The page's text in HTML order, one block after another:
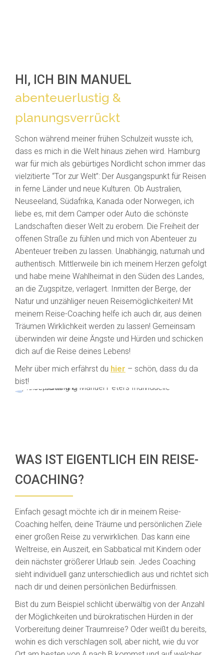
HI, ICH BIN MANUEL
abenteuerlustig &
planungsverrückt
Schon während meiner frühen Schulzeit wusste ich,
dass es mich in die Welt hinaus ziehen wird. Hamburg
war für mich als gebürtiges Nordlicht schon immer das
vielzitierte “Tor zur Welt”: Der Ausgangspunkt für Reisen
in ferne Länder und neue Kulturen. Ob Australien,
Neuseeland, Südafrika, Kanada oder Norwegen, ich
liebe es, mit dem Camper oder Auto die schönste
Landschaften dieser Welt zu erobern. Die Freiheit der
offenen Straße zu fühlen und mich von Abenteuer zu
Abenteuer treiben zu lassen. Unabhängig, naturnah und
authentisch. Mittlerweile bin ich meinem Herzen gefolgt
und habe meine Wahlheimat in den Süden des Landes,
an die Zugspitze, verlagert. Inmitten der Berge, der
Natur und unzähliger neuen Reisemöglichkeiten! Mit
meinem Reise-Coaching helfe ich auch dir, aus deinen
Träumen Wirklichkeit werden zu lassen! Gemeinsam
überwinden wir deine Ängste und Hürden und schicken
dich auf die Reise deines Lebens!
Mehr über mich erfährst du hier – schön, dass du da
bist!
WAS IST EIGENTLICH EIN REISE-
COACHING?
Einfach gesagt möchte ich dir in meinem Reise-
Coaching helfen, deine Träume und persönlichen Ziele
einer großen Reise zu verwirklichen. Das kann eine
Weltreise, ein Auszeit, ein Sabbatical mit Kindern oder
dein nächster größerer Urlaub sein. Jedes Coaching
sieht individuell ganz unterschiedlich aus und richtet sich
nach dir und deinen persönlichen Bedürfnissen.
Bist du zum Beispiel schlicht überwältig von der Anzahl
der Möglichkeiten und bürokratischen Hürden in der
Vorbereitung deiner Traumreise? Oder weißt du bereits,
wohin es dich verschlagen soll, aber nicht, wie du vor